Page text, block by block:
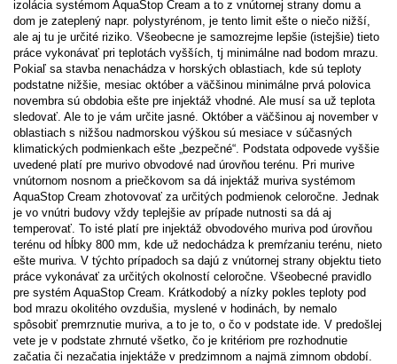
izolácia systémom AquaStop Cream a to z vnútornej strany domu a
dom je zateplený napr. polystyrénom, je tento limit ešte o niečo nižší,
ale aj tu je určité riziko. Všeobecne je samozrejme lepšie (istejšie) tieto
práce vykonávať pri teplotách vyšších, tj minimálne nad bodom mrazu.
Pokiaľ sa stavba nenachádza v horských oblastiach, kde sú teploty
podstatne nižšie, mesiac október a väčšinou minimálne prvá polovica
novembra sú obdobia ešte pre injektáž vhodné. Ale musí sa už teplota
sledovať. Ale to je vám určite jasné. Október a väčšinou aj november v
oblastiach s nižšou nadmorskou výškou sú mesiace v súčasných
klimatických podmienkach ešte „bezpečné“. Podstata odpovede vyššie
uvedené platí pre murivo obvodové nad úrovňou terénu. Pri murive
vnútornom nosnom a priečkovom sa dá injektáž muriva systémom
AquaStop Cream zhotovovať za určitých podmienok celoročne. Jednak
je vo vnútri budovy vždy teplejšie av prípade nutnosti sa dá aj
temperovať. To isté platí pre injektáž obvodového muriva pod úrovňou
terénu od hĺbky 800 mm, kde už nedochádza k premŕzaniu terénu, nieto
ešte muriva. V týchto prípadoch sa dajú z vnútornej strany objektu tieto
práce vykonávať za určitých okolností celoročne. Všeobecné pravidlo
pre systém AquaStop Cream. Krátkodobý a nízky pokles teploty pod
bod mrazu okolitého ovzdušia, myslené v hodinách, by nemalo
spôsobiť premrznutie muriva, a to je to, o čo v podstate ide. V predošlej
vete je v podstate zhrnuté všetko, čo je kritériom pre rozhodnutie
začatia či nezačatia injektáže v predzimnom a najmä zimnom období.